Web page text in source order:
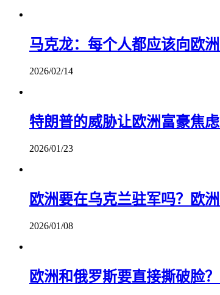
马克龙：每个人都应该向欧
2026/02/14
特朗普的威胁让欧洲富豪焦
2026/01/23
欧洲要在乌克兰驻军吗？欧
2026/01/08
欧洲和俄罗斯要直接撕破脸